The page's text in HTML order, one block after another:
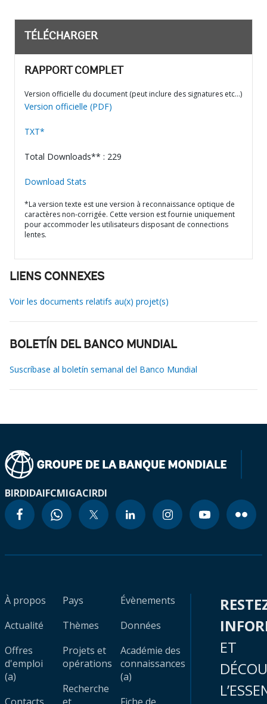
TÉLÉCHARGER
RAPPORT COMPLET
Version officielle du document (peut inclure des signatures etc…)
Version officielle (PDF)
TXT*
Total Downloads** : 229
Download Stats
*La version texte est une version à reconnaissance optique de
caractères non-corrigée. Cette version est fournie uniquement
pour accommoder les utilisateurs disposant de connections
lentes.
LIENS CONNEXES
Voir les documents relatifs au(x) projet(s)
BOLETÍN DEL BANCO MUNDIAL
Suscríbase al boletín semanal del Banco Mundial
BIRDIDAIFCMIGACIRDI
À propos
Actualité
Offres
d'emploi
(a)
Pays
Thèmes
Projets et
opérations
Recherche
Évènements
Données
Académie des
connaissances
(a)
ET